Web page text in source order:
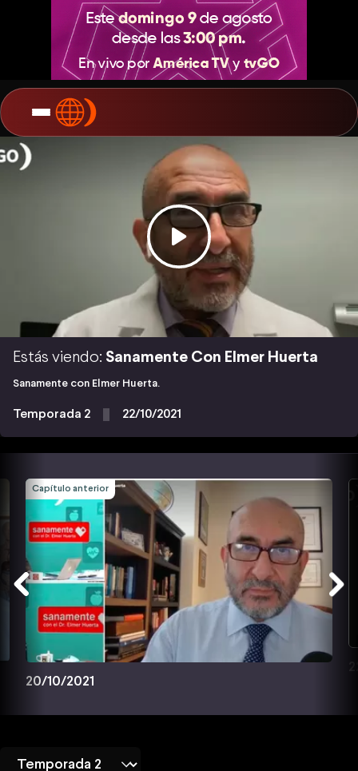
Estás viendo: Sanamente Con Elmer Huerta
Sanamente con Elmer Huerta.
Temporada 2 22/10/2021
Capítulo anterior
20/10/2021